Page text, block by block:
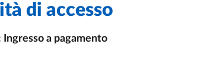
di accesso
Ingresso a pagamento